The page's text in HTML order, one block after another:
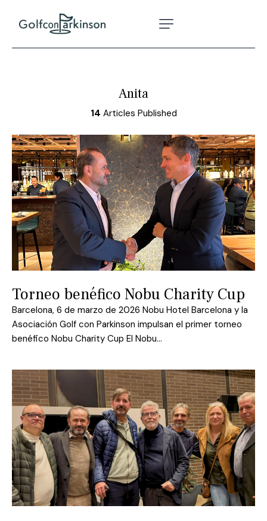
Anita
14 Articles Published
Torneo benéfico Nobu Charity Cup
Barcelona, 6 de marzo de 2026 Nobu Hotel Barcelona y la
Asociación Golf con Parkinson impulsan el primer torneo
benéfico Nobu Charity Cup El Nobu…